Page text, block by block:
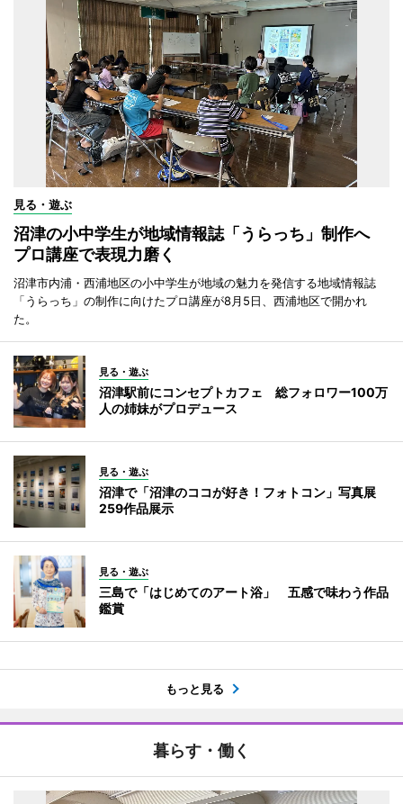
見る・遊ぶ
沼津の小中学生が地域情報誌「うらっち」制作へ
プロ講座で表現力磨く
沼津市内浦・西浦地区の小中学生が地域の魅力を発信する地域情報誌
「うらっち」の制作に向けたプロ講座が8月5日、西浦地区で開かれ
た。
見る・遊ぶ
沼津駅前にコンセプトカフェ 総フォロワー100万
人の姉妹がプロデュース
見る・遊ぶ
沼津で「沼津のココが好き！フォトコン」写真展
259作品展示
見る・遊ぶ
三島で「はじめてのアート浴」 五感で味わう作品
鑑賞
もっと見る
暮らす・働く